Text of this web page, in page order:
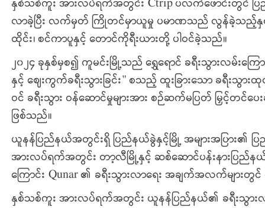
နှစ်သစ်ကူး အားလပ်ရက်အတွင်း Ctrip ပလက်ဖောင်းတွင် ပ
လာခဲ့ပြီး လက်မှတ် ကြိုတင်မှာယူမှု ပမာဏသည် လွန်ခဲ့သည့်နှစ် အ
ထိုင်း၊ စင်ကာပူနှင့် တောင်ကိုရီးယားတို့ ပါဝင်ခဲ့သည်။
၂၀၂၄ ခုနှစ်မှစ၍ ကူမင်းမြို့သည် ရွှေရောင် ခရီးသွားလမ်းကြေ
နှင့် ဈေးကွက်ခရီးသွားခြင်း" စသည့် ထူးခြားသော ခရီးသွ
ဝင် ခရီးသွား ဝန်ဆောင်မှုများအား စဉ်ဆက်မပြတ် မြှင့်တင်ပ
ဖြစ်သည်။
ယူနန်ပြည်နယ်အတွင်းရှိ ပြည်နယ်ခွဲနှင့်မြို့ အများအပြား
အားလပ်ရက်အတွင်း တာ့လီမြို့နှင့် ဆစ်ဆောင်ပန်းနားပြ
ကြောင်း Qunar ၏ ခရီးသွားလာရေး အချက်အလက်များတွ
နှစ်သစ်ကူး အားလပ်ရက်အတွင်း ယူနန်ပြည်နယ်၏ ခရီးသွ